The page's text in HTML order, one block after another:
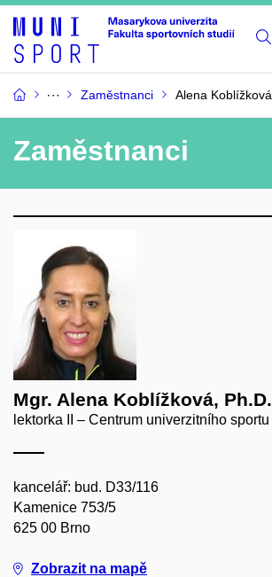
Zaměstnanci Alena Koblížková
Zaměstnanci
Mgr. Alena Koblížková, Ph.D.
lektorka II – Centrum univerzitního sportu
kancelář: bud. D33/116
Kamenice 753/5
625 00 Brno
Zobrazit na mapě